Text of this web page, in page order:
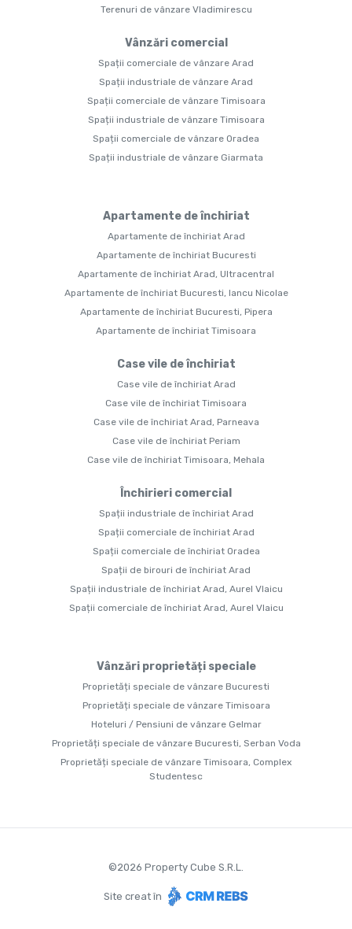
Terenuri de vânzare Vladimirescu
Vânzări comercial
Spații comerciale de vânzare Arad
Spații industriale de vânzare Arad
Spații comerciale de vânzare Timisoara
Spații industriale de vânzare Timisoara
Spații comerciale de vânzare Oradea
Spații industriale de vânzare Giarmata
Apartamente de închiriat
Apartamente de închiriat Arad
Apartamente de închiriat Bucuresti
Apartamente de închiriat Arad, Ultracentral
Apartamente de închiriat Bucuresti, Iancu Nicolae
Apartamente de închiriat Bucuresti, Pipera
Apartamente de închiriat Timisoara
Case vile de închiriat
Case vile de închiriat Arad
Case vile de închiriat Timisoara
Case vile de închiriat Arad, Parneava
Case vile de închiriat Periam
Case vile de închiriat Timisoara, Mehala
Închirieri comercial
Spații industriale de închiriat Arad
Spații comerciale de închiriat Arad
Spații comerciale de închiriat Oradea
Spații de birouri de închiriat Arad
Spații industriale de închiriat Arad, Aurel Vlaicu
Spații comerciale de închiriat Arad, Aurel Vlaicu
Vânzări proprietăți speciale
Proprietăți speciale de vânzare Bucuresti
Proprietăți speciale de vânzare Timisoara
Hoteluri / Pensiuni de vânzare Gelmar
Proprietăți speciale de vânzare Bucuresti, Serban Voda
Proprietăți speciale de vânzare Timisoara, Complex
Studentesc
©2026 Property Cube S.R.L.
Site creat în